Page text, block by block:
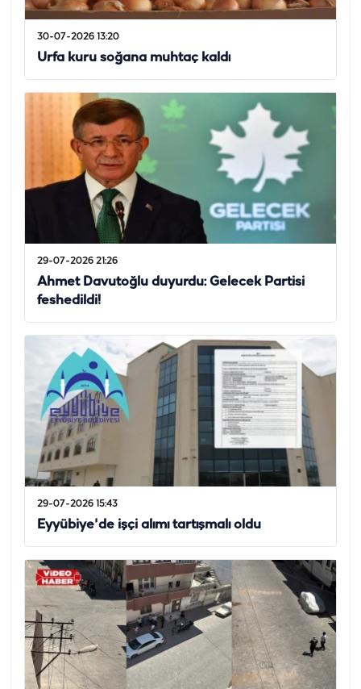
30-07-2026 13:20
Urfa kuru soğana muhtaç kaldı
29-07-2026 21:26
Ahmet Davutoğlu duyurdu: Gelecek Partisi
feshedildi!
29-07-2026 15:43
Eyyübiye'de işçi alımı tartışmalı oldu